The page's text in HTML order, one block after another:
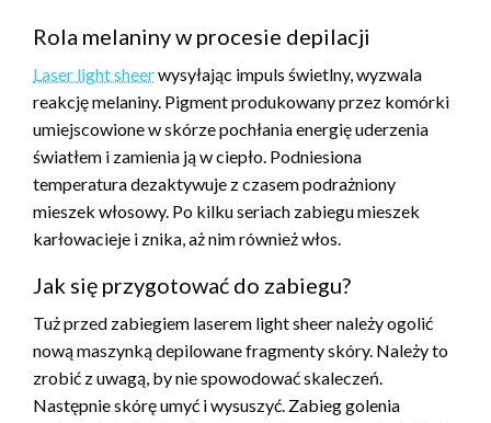
Rola melaniny w procesie depilacji
Laser light sheerwysyłając impuls świetlny, wyzwala
reakcję melaniny. Pigment produkowany przez komórki
umiejscowione w skórze pochłania energię uderzenia
światłem i zamienia ją w ciepło. Podniesiona
temperatura dezaktywuje z czasem podrażniony
mieszek włosowy. Po kilku seriach zabiegu mieszek
karłowacieje i znika, aż nim również włos.
Jak się przygotować do zabiegu?
Tuż przed zabiegiem laserem light sheer należy ogolić
nową maszynką depilowane fragmenty skóry. Należy to
zrobić z uwagą, by nie spowodować skaleczeń.
Następnie skórę umyć i wysuszyć. Zabieg golenia